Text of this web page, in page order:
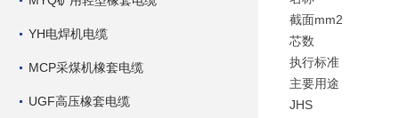
YH电焊机电缆
MCP采煤机橡套电缆
UGF高压橡套电缆
截面mm2
芯数
执行标准
主要用途
JHS